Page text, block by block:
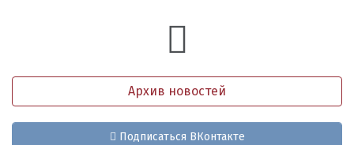
Архив новостей
Подписаться ВКонтакте